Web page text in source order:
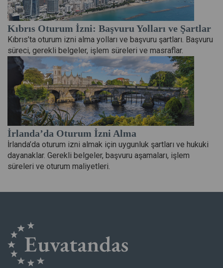
Kıbrıs Oturum İzni: Başvuru Yolları ve Şartlar
Kıbrıs’ta oturum izni alma yolları ve başvuru şartları. Başvuru
süreci, gerekli belgeler, işlem süreleri ve masraflar.
İrlanda’da Oturum İzni Alma
İrlanda’da oturum izni almak için uygunluk şartları ve hukuki
dayanaklar. Gerekli belgeler, başvuru aşamaları, işlem
süreleri ve oturum maliyetleri.